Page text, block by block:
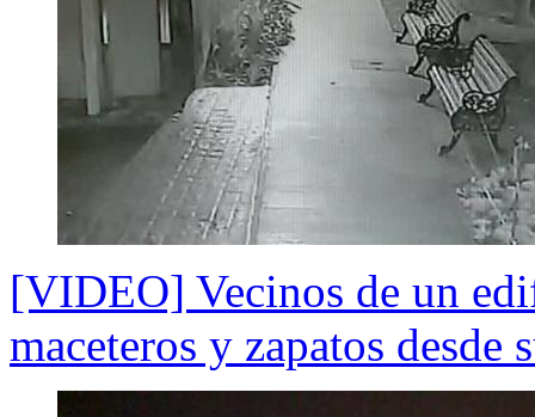
[VIDEO] Vecinos de un
maceteros y zapatos desde